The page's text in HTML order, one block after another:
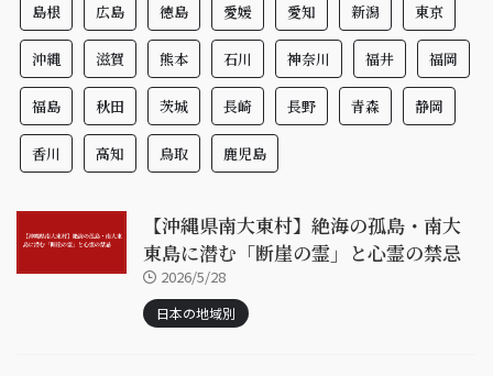
島根 広島 徳島 愛媛 愛知 新潟 東京
沖縄 滋賀 熊本 石川 神奈川 福井 福岡
福島 秋田 茨城 長崎 長野 青森 静岡
香川 高知 鳥取 鹿児島
【沖縄県南大東村】絶海の孤島・南大
東島に潜む「断崖の霊」と心霊の禁忌
2026/5/28
日本の地域別